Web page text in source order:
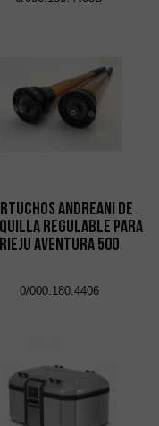
Andreani de
regulable para
Rieju Aventura 500
0/000.180.4406